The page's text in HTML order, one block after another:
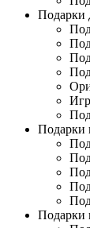
Подарки
Подарки